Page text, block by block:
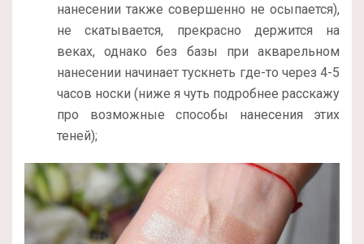
нанесении также совершенно не осыпается),
не скатывается, прекрасно держится на
веках, однако без базы при акварельном
нанесении начинает тускнеть где-то через 4-5
часов носки (ниже я чуть подробнее расскажу
про возможные способы нанесения этих
теней);